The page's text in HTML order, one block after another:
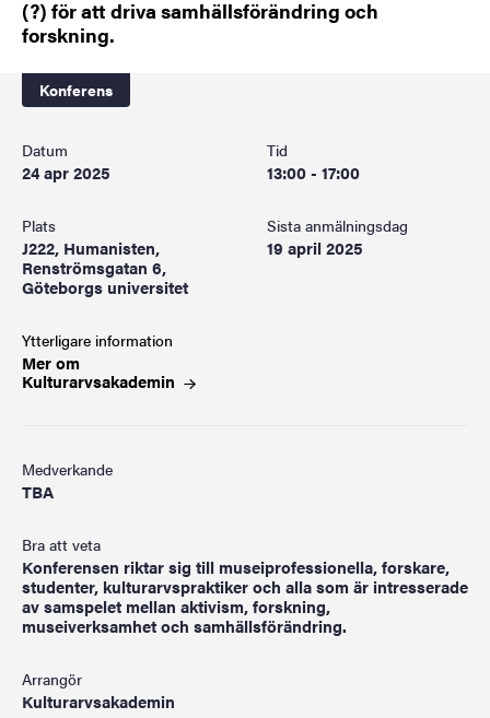
(?) för att driva samhällsförändring och
forskning.
Konferens
Datum
24 apr 2025
Tid
13:00 - 17:00
Plats
J222, Humanisten,
Renströmsgatan 6,
Göteborgs universitet
Sista anmälningsdag
19 april 2025
Ytterligare information
Mer om
Kulturarvsakademin
Medverkande
TBA
Bra att veta
Konferensen riktar sig till museiprofessionella, forskare,
studenter, kulturarvspraktiker och alla som är intresserade
av samspelet mellan aktivism, forskning,
museiverksamhet och samhällsförändring.
Arrangör
Kulturarvsakademin